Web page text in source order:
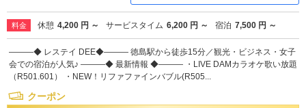
料金 休憩 4,200 円 ～ サービスタイム 6,200 円 ～ 宿泊 7,500 円 ～
―――◆ レステイ DEE◆――― 徳島駅から徒歩15分／観光・ビジネス・女子
会での宿泊が人気♪ ―――◆ 最新情報 ◆――― ・LIVE DAMカラオケ歌い放題
（R501.601） ・NEW！リファファインバブル(R505...
クーポン